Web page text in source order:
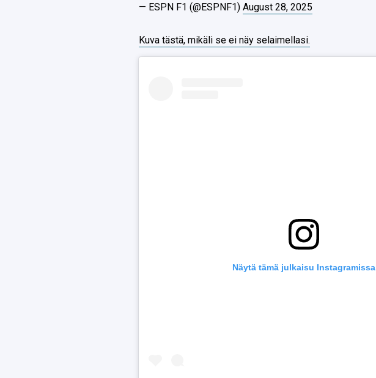
— ESPN F1 (@ESPNF1)August 28, 2025
Kuva tästä, mikäli se ei näy selaimellasi.
Näytä tämä julkaisu Instagramissa